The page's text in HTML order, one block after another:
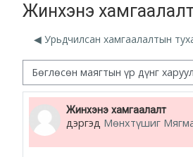
Moodle.com
жишээ 2
Moodle community
Жинхэнэ
◀︎ Урьдчилсан хамгаалалтын
горим
Жинхэнэ хамгаалалт
дэргэд Мөнхтүшиг
Number of replies: 0